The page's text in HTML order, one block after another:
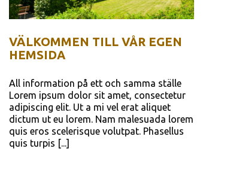
VÄLKOMMEN TILL VÅR EGEN
HEMSIDA
All information på ett och samma ställe
Lorem ipsum dolor sit amet, consectetur
adipiscing elit. Ut a mi vel erat aliquet
dictum ut eu lorem. Nam malesuada lorem
quis eros scelerisque volutpat. Phasellus
quis turpis [...]